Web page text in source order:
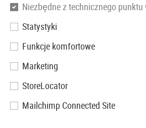
SRD Headset
Plug
Niezbędne z technicznego punktu
Statystyki
Funkcje komfortowe
Marketing
StoreLocator
Mailchimp Connected Site